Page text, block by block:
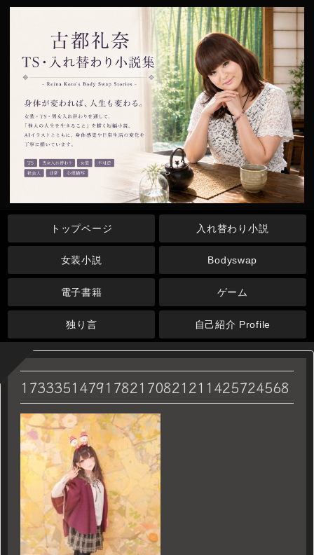
トップページ 入れ替わり小説
女装小説 Bodyswap
電子書籍 ゲーム
独り言 自己紹介 Profile
17333514791782170821211425724568